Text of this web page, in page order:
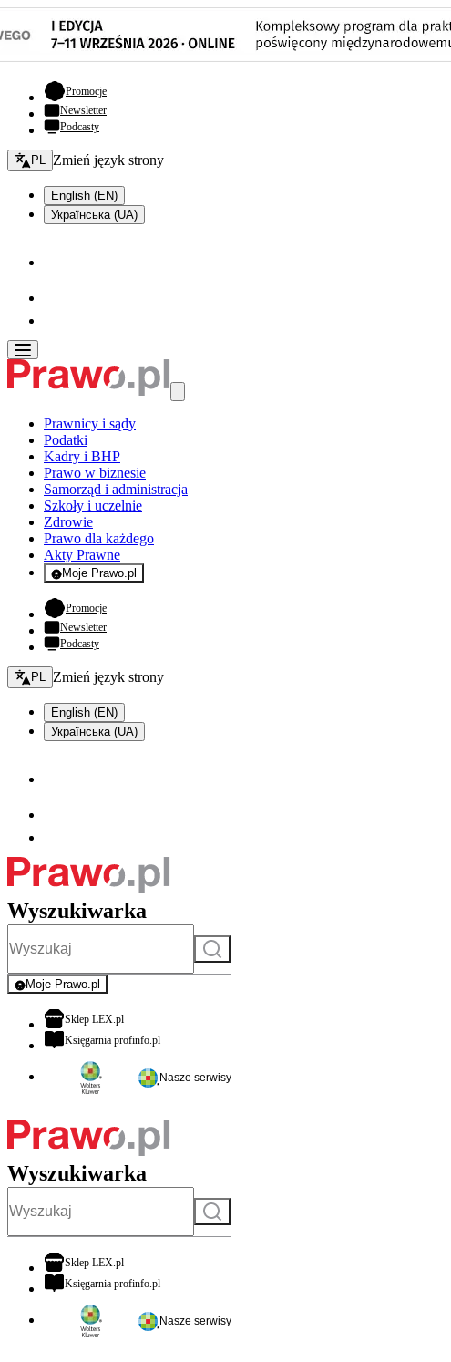
Promocje- otwiera się w nowej karcie
Newsletter
Podcasty
Zmień język - bieżący:
PL Zmień język strony
English (EN)
Українська (UA)
Prawnicy i sądy
Podatki
Kadry i BHP
Prawo w biznesie
Samorząd i administracja
Szkoły i uczelnie
Zdrowie
Prawo dla każdego
Akty Prawne
Moje Prawo.pl
- rejestracja i logowanie do serwisu
Promocje- otwiera się w nowej karcie
Newsletter
Podcasty
Zmień język - bieżący:
PL Zmień język strony
English (EN)
Українська (UA)
Wyszukiwarka
Szukaj
Moje Prawo.pl
- rejestracja i logowanie do serwisu
Sklep LEX.plotwiera się w nowej karcie
Księgarnia profinfo.plotwiera się w nowej karcie
Nasze serwisy
Wyszukiwarka
Szukaj
Sklep LEX.plotwiera się w nowej karcie
Księgarnia profinfo.plotwiera się w nowej karcie
Nasze serwisy